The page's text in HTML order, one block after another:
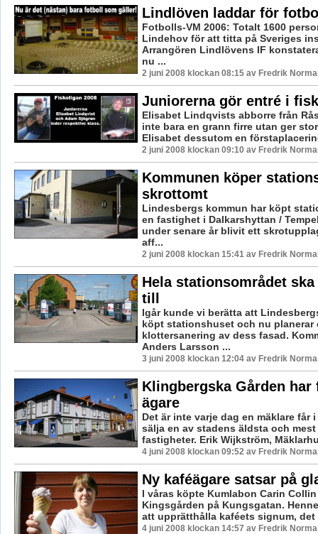
Lindlöven laddar för
Fotbolls-VM 2006: Totalt 1600
Lindehov för att titta på Sveriges
Arrangören Lindlövens IF
nu ...
2 juni 2008 klockan 08:15 av Fredrik
Juniorerna gör entré i
Elisabet Lindqvists abborre från
inte bara en grann firre utan ger
Elisabet dessutom en
2 juni 2008 klockan 09:10 av Fredrik
Kommunen köper
skrottomt
Lindesbergs kommun har köpt
en fastighet i Dalkarshyttan /
under senare år blivit ett
aff...
2 juni 2008 klockan 15:41 av Fredrik
Hela stationsområdet
till
Igår kunde vi berätta att
köpt stationshuset och nu planerar
klottersanering av dess fasad.
Anders Larsson ...
3 juni 2008 klockan 12:04 av Fredrik
Klingbergska Gården har
ägare
Det är inte varje dag en mäklare får
sälja en av stadens äldsta och
fastigheter. Erik Wijkström,
4 juni 2008 klockan 09:52 av Fredrik
Ny kaféägare satsar på
I våras köpte Kumlabon Carin
Kingsgården på Kungsgatan.
att upprätthålla kaféets signum, det
4 juni 2008 klockan 14:57 av Fredrik